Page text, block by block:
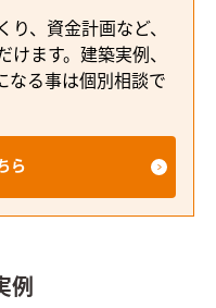
り、資金計画など、
けます。建築実例、
なる事は個別相談で
ら
例